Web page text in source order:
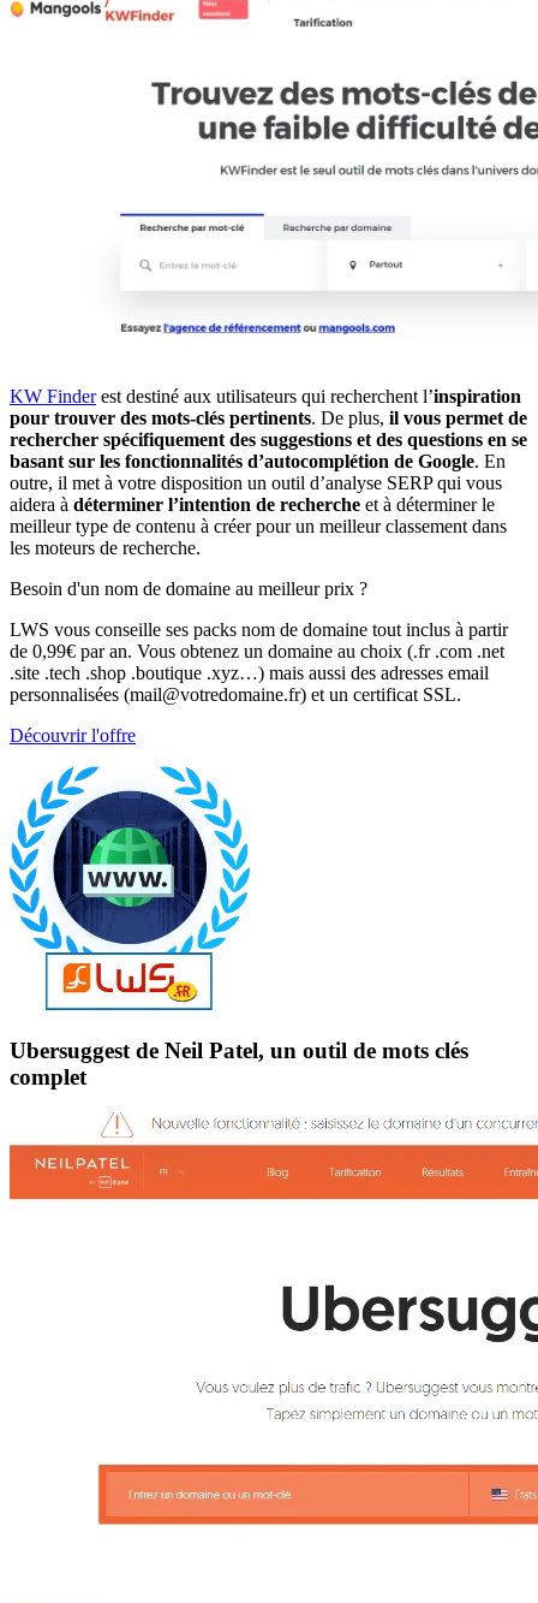
KW Finderest destiné aux utilisateurs qui recherchent l’inspiration
pour trouver des mots-clés pertinents. De plus, il vous permet de
rechercher spécifiquement des suggestions et des questions en se
basant sur les fonctionnalités d’autocomplétion de Google. En
outre, il met à votre disposition un outil d’analyse SERP qui vous
aidera à déterminer l’intention de recherche et à déterminer le
meilleur type de contenu à créer pour un meilleur classement dans
les moteurs de recherche.
Besoin d'un nom de domaine au meilleur prix ?
LWS vous conseille ses packs nom de domaine tout inclus à partir
de 0,99€ par an. Vous obtenez un domaine au choix (.fr .com .net
.site .tech .shop .boutique .xyz…) mais aussi des adresses email
personnalisées (mail@votredomaine.fr) et un certificat SSL.
Découvrir l'offre
Ubersuggest de Neil Patel, un outil de mots clés
complet